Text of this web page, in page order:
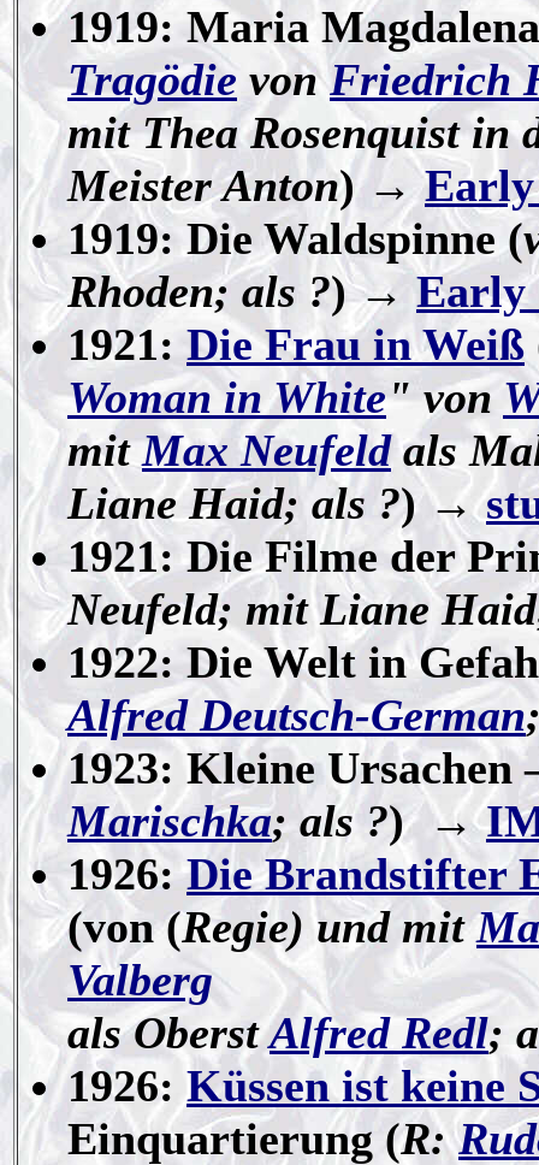
1919: Maria
Tragödie vonFriedrich
mit Thea Rosenquist in
Meister Anton) →Early
1919: Die Waldspinne (
Rhoden; als ?) → Early
1921:Die Frau in Weiß
Woman in White" von
mitMax Neufeldals
Liane Haid; als ?) →
1921: Die Filme der
Neufeld; mit Liane
1922: Die Welt in
Alfred Deutsch-German
1923: Kleine Ursachen
Marischka; als ?)→
1926:Die Brandstifter
(von (Regie) und mit
Valberg
als OberstAlfred Redl;
1926: Küssen ist keine
Einquartierung (R: